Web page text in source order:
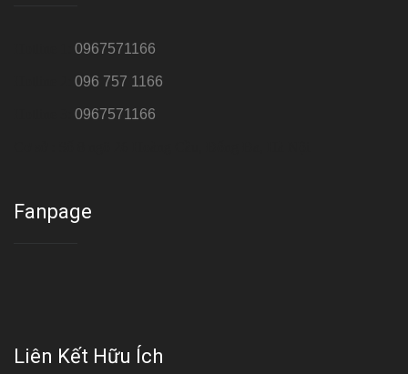
0967571166
096 757 1166
0967571166
Fanpage
Liên Kết Hữu Ích